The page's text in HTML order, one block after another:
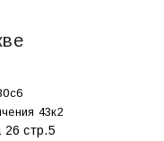
43к2
стр.5